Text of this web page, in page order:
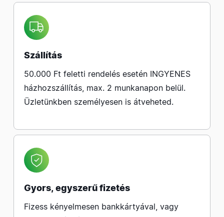
Szállítás
50.000 Ft feletti rendelés esetén INGYENES
házhozszállítás, max. 2 munkanapon belül.
Üzletünkben személyesen is átveheted.
Gyors, egyszerű fizetés
Fizess kényelmesen bankkártyával, vagy